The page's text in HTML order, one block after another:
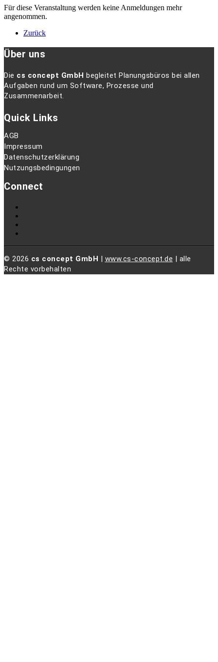
Für diese Veranstaltung werden keine Anmeldungen mehr
angenommen.
Zurück
Über uns
Die cs concept GmbH begleitet Planungsbüros bei allen
Aufgaben rund um Software, Prozesse und
Zusammenarbeit.
Quick Links
AGB
Impressum
Datenschutzerklärung
Nutzungsbedingungen
Connect
© 2026 cs concept GmbH | www.cs-concept.de | alle
Rechte vorbehalten